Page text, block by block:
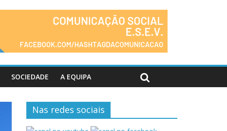
SOCIEDADE A EQUIPA
Nas redes sociais